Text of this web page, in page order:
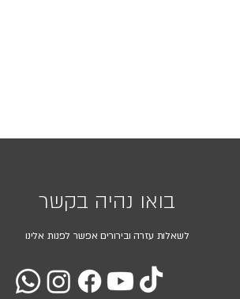
בואו נהיה בקשר
לשאלות עזרה ובירורים אפשר לפנות אלינו